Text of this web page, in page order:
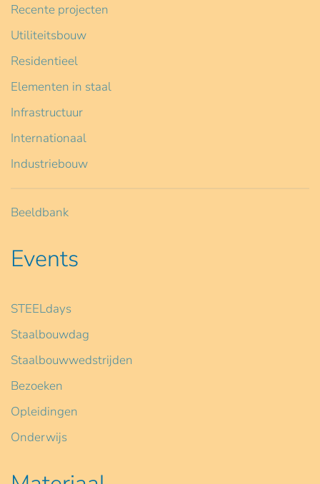
Recente projecten
Utiliteitsbouw
Residentieel
Elementen in staal
Infrastructuur
Internationaal
Industriebouw
Beeldbank
Events
STEELdays
Staalbouwdag
Staalbouwwedstrijden
Bezoeken
Opleidingen
Onderwijs